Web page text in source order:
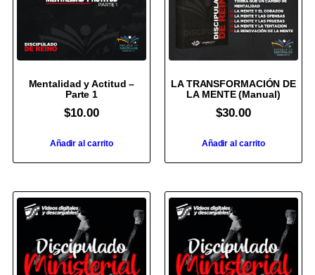
Mentalidad y Actitud –
Parte 1
$10.00
Añadir al carrito
LA TRANSFORMACIÓN DE
LA MENTE (Manual)
$30.00
Añadir al carrito